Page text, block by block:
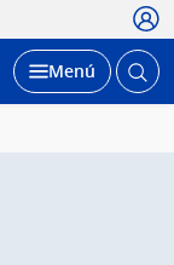
Desplegar
Menú Abrir